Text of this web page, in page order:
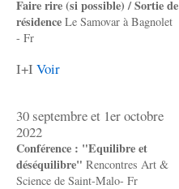
Faire rire (si possible) / Sortie de
résidence Le Samovar à Bagnolet
- Fr
I+I Voir
30 septembre et 1er octobre
2022
Conférence : "Equilibre et
déséquilibre" Rencontres Art &
Science de Saint-Malo- Fr